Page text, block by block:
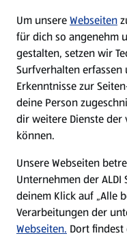
WhatsApp
Über ALDI SÜD
Filialen
Nachhaltigkeit
Karriere
Um unsereWebseiten
für dich so angenehm
gestalten, setzen wir
Surfverhalten
Erkenntnisse zur
deine Person
dir weitere Dienste der
können.
Unsere Webseiten
Unternehmen der ALDI
deinem Klick auf „Alle
Verarbeitungen der
Webseiten. Dort